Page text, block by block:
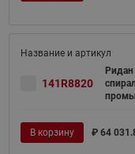
141R8820
Ридан
В корзину ₽ 64